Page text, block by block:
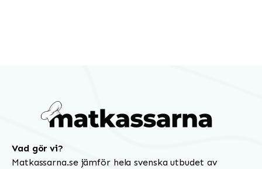
Vad gör vi?
Matkassarna.se jämför hela svenska utbudet av